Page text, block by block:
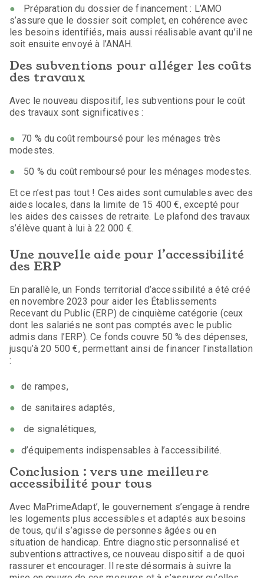
Préparation du dossier de financement : L’AMO
s’assure que le dossier soit complet, en cohérence avec
les besoins identifiés, mais aussi réalisable avant qu’il ne
soit ensuite envoyé à l’ANAH.
Des subventions pour alléger les coûts
des travaux
Avec le nouveau dispositif, les subventions pour le coût
des travaux sont significatives :
70 % du coût remboursé pour les ménages très
modestes.
50 % du coût remboursé pour les ménages modestes.
Et ce n’est pas tout ! Ces aides sont cumulables avec des
aides locales, dans la limite de 15 400 €, excepté pour
les aides des caisses de retraite. Le plafond des travaux
s’élève quant à lui à 22 000 €.
Une nouvelle aide pour l’accessibilité
des ERP
En parallèle, un Fonds territorial d’accessibilité a été créé
en novembre 2023 pour aider les Établissements
Recevant du Public (ERP) de cinquième catégorie (ceux
dont les salariés ne sont pas comptés avec le public
admis dans l’ERP). Ce fonds couvre 50 % des dépenses,
jusqu’à 20 500 €, permettant ainsi de financer l’installation
:
de rampes,
de sanitaires adaptés,
de signalétiques,
d’équipements indispensables à l’accessibilité.
Conclusion : vers une meilleure
accessibilité pour tous
Avec MaPrimeAdapt’, le gouvernement s’engage à rendre
les logements plus accessibles et adaptés aux besoins
de tous, qu’il s’agisse de personnes âgées ou en
situation de handicap. Entre diagnostic personnalisé et
subventions attractives, ce nouveau dispositif a de quoi
rassurer et encourager. Il reste désormais à suivre la